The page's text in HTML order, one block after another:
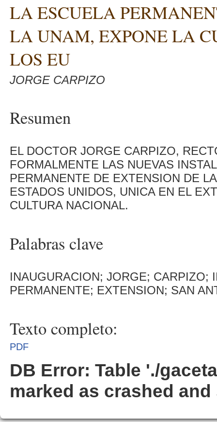
LA ESCUELA
LA UNAM, EXPONE LA
LOS EU
JORGE CARPIZO
Resumen
EL DOCTOR JORGE CARPIZO,
FORMALMENTE LAS NUEVAS
PERMANENTE DE EXTENSION DE
ESTADOS UNIDOS, UNICA EN EL
CULTURA NACIONAL.
Palabras clave
INAUGURACION; JORGE; CARPIZO;
PERMANENTE; EXTENSION; SAN
Texto completo:
PDF
DB Error: Table './
marked as crashed